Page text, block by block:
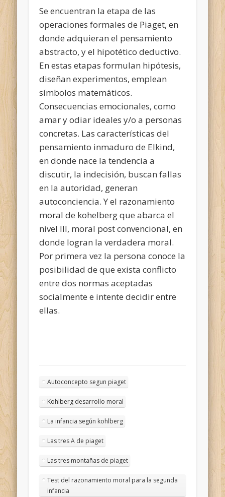
Se encuentran la etapa de las
operaciones formales de Piaget, en
donde adquieran el pensamiento
abstracto, y el hipotético deductivo.
En estas etapas formulan hipótesis,
diseñan experimentos, emplean
símbolos matemáticos.
Consecuencias emocionales, como
amar y odiar ideales y/o a personas
concretas. Las características del
pensamiento inmaduro de Elkind,
en donde nace la tendencia a
discutir, la indecisión, buscan fallas
en la autoridad, generan
autoconciencia. Y el razonamiento
moral de kohelberg que abarca el
nivel III, moral post convencional, en
donde logran la verdadera moral.
Por primera vez la persona conoce la
posibilidad de que exista conflicto
entre dos normas aceptadas
socialmente e intente decidir entre
ellas.
Autoconcepto segun piaget
Kohlberg desarrollo moral
La infancia según kohlberg
Las tres A de piaget
Las tres montañas de piaget
Test del razonamiento moral para la segunda
infancia